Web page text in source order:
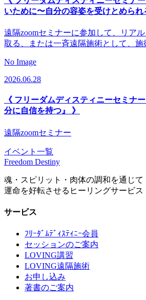
いために〜自分の容姿を受けとめられ
遠隔zoomセミナーに参加して、リア
取る、または一斉遠隔施術として、施
No Image
2026.06.28
《 フリーダムディスティニーセミナ
分に自信を持つ』 》
遠隔zoomセミナー
イベント一覧
Freedom Destiny
魂・スピリット・肉体の調和を通じて
運命を好転させるヒーリングサービス
サービス
ﾌﾘｰﾀﾞﾑﾃﾞｨｽﾃｨﾆｰ会員
セッションのご案内
LOVING講習
LOVING遠隔施術
お申し込み
著書のご案内